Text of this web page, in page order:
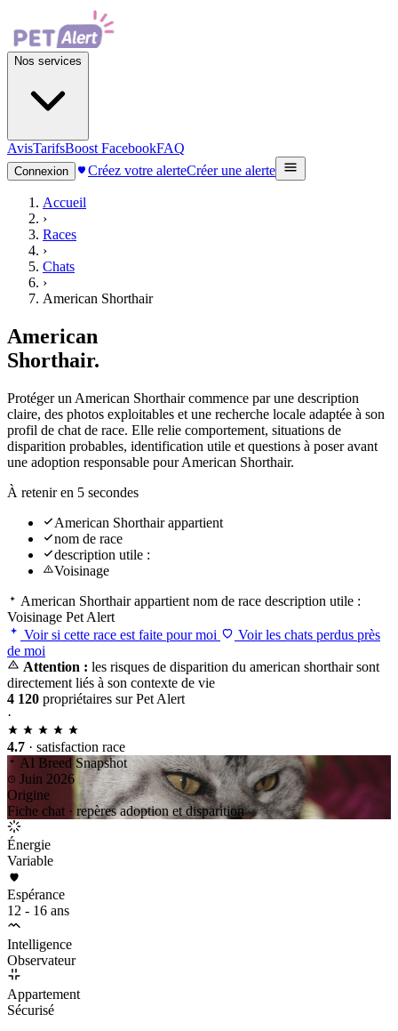
Nos services
AvisTarifsBoost FacebookFAQ
Connexion Créez votre alerteCréer une alerte
Accueil
›
Races
›
Chats
›
American Shorthair
American
Shorthair.
Protéger un American Shorthair commence par une description
claire, des photos exploitables et une recherche locale adaptée à son
profil de chat de race. Elle relie comportement, situations de
disparition probables, identification utile et questions à poser avant
une adoption responsable pour American Shorthair.
À retenir en 5 secondes
American Shorthair appartient
nom de race
description utile :
Voisinage
American Shorthair appartient nom de race description utile :
Voisinage Pet Alert
Voir si cette race est faite pour moi
Voir les chats perdus près
de moi
Attention : les risques de disparition du american shorthair sont
directement liés à son contexte de vie
4 120 propriétaires sur Pet Alert
·
4.7 · satisfaction race
AI Breed Snapshot
Juin 2026
Origine
Fiche chat · repères adoption et disparition
Énergie
Variable
Espérance
12 - 16 ans
Intelligence
Observateur
Appartement
Sécurisé